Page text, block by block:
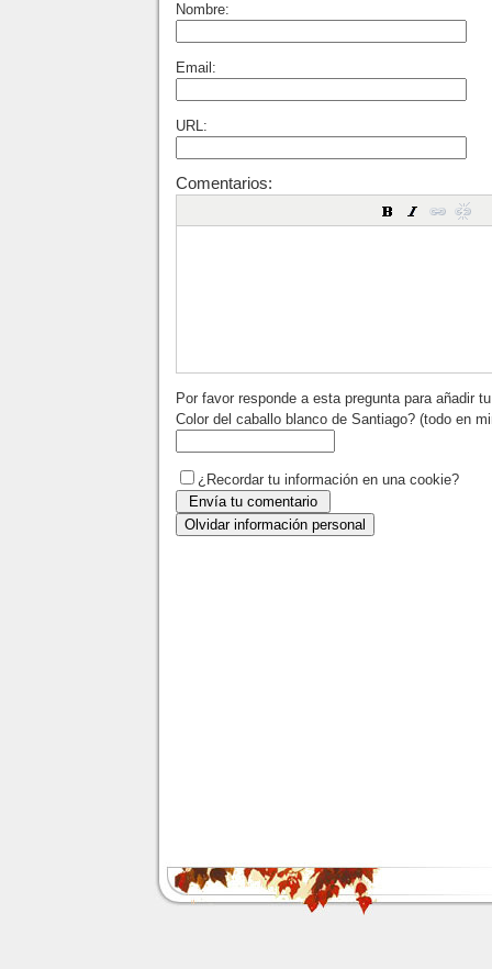
Nombre:
Email:
URL:
Comentarios:
Por favor responde a esta pregunta para añadir
Color del caballo blanco de Santiago? (todo en
¿Recordar tu información en una cookie?